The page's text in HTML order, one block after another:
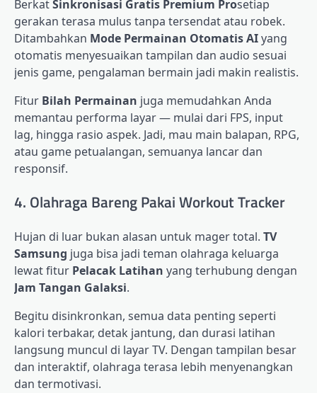
BerkatSinkronisasi Gratis Premium Prosetiap
gerakan terasa mulus tanpa tersendat atau robek.
Ditambahkan Mode Permainan Otomatis AIyang
otomatis menyesuaikan tampilan dan audio sesuai
jenis game, pengalaman bermain jadi makin realistis.
Fitur Bilah Permainan juga memudahkan Anda
memantau performa layar — mulai dari FPS, input
lag, hingga rasio aspek. Jadi, mau main balapan, RPG,
atau game petualangan, semuanya lancar dan
responsif.
4. Olahraga Bareng Pakai Workout Tracker
Hujan di luar bukan alasan untuk mager total. TV
Samsung juga bisa jadi teman olahraga keluarga
lewat fitur Pelacak Latihan yang terhubung dengan
Jam Tangan Galaksi.
Begitu disinkronkan, semua data penting seperti
kalori terbakar, detak jantung, dan durasi latihan
langsung muncul di layar TV. Dengan tampilan besar
dan interaktif, olahraga terasa lebih menyenangkan
dan termotivasi.